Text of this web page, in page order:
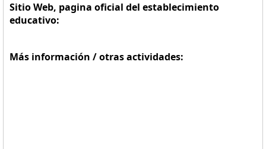
Sitio Web, pagina oficial del establecimiento
educativo:
Más información / otras actividades: